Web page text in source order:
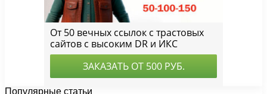
Популярные статьи